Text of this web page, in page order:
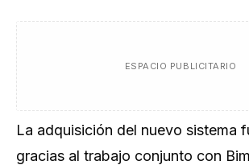
ESPACIO PUBLICITARIO
La adquisición del nuevo sistema
gracias al trabajo conjunto con